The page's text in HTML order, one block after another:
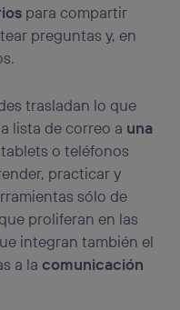
para compartir
preguntas y, en
trasladan lo que
lista de correo a una
o teléfonos
practicar y
sólo de
proliferan en las
integran también el
a lacomunicación